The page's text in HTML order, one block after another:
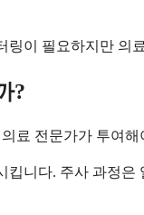
이 필요하지만
?
료 전문가가 투여
니다. 주사 과정